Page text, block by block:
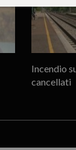
Incendio
cancellati